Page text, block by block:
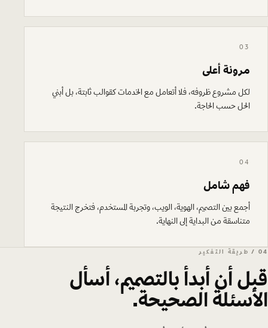
03
مرونة أعلى
لكل مشروع ظروفه، فلا أتعامل مع الخدمات كقوالب ثابتة، بل أبني
الحل حسب الحاجة.
04
فهم شامل
أجمع بين التصميم، الهوية، الويب، وتجربة المستخدم، فتخرج النتيجة
متناسقة من البداية إلى النهاية.
04 / طريقة التفكير
قبل أن أبدأ بالتصميم، أسأل
الأسئلة الصحيحة.